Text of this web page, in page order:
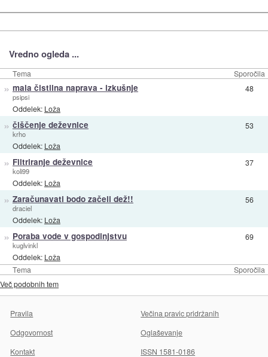
Vredno ogleda ...
Tema Sporočila
Tema Sporočila
» mala čistilna naprava - izkušnje
psipsi
Oddelek: Loža
48
» čiščenje deževnice
krho
Oddelek: Loža
53
» Filtriranje deževnice
koli99
Oddelek: Loža
37
» Zaračunavati bodo začeli dež!!
draciel
Oddelek: Loža
56
» Poraba vode v gospodinjstvu
kuglvinkl
Oddelek: Loža
69
Več podobnih tem
Pravila
Večina pravic pridržanih
Odgovornost
Oglaševanje
Kontakt
ISSN 1581-0186